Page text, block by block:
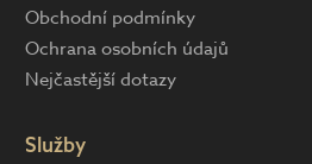
Obchodní podmínky
Ochrana osobních údajů
Nejčastější dotazy
Služby